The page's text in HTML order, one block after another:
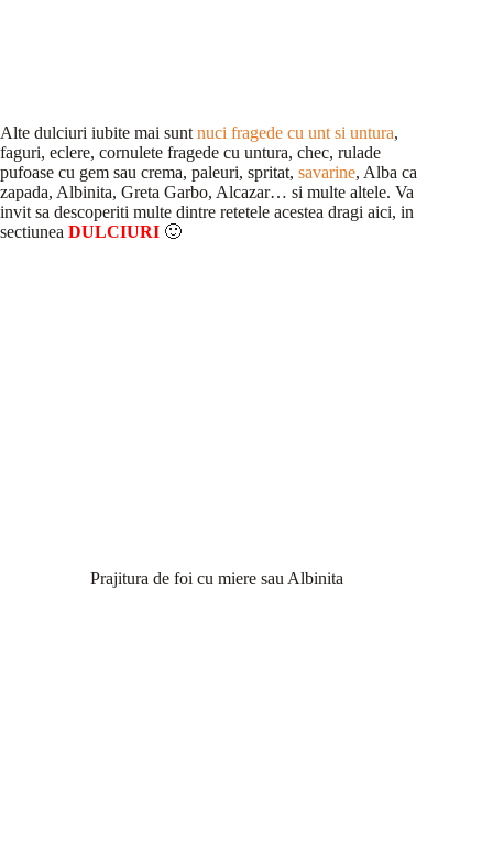
Alte dulciuri iubite mai sunt nuci fragede cu unt si untura,
faguri, eclere, cornulete fragede cu untura, chec, rulade
pufoase cu gem sau crema, paleuri, spritat, savarine, Alba ca
zapada, Albinita, Greta Garbo, Alcazar… si multe altele. Va
invit sa descoperiti multe dintre retetele acestea dragi aici, in
sectiunea DULCIURI 🙂
Prajitura de foi cu miere sau Albinita